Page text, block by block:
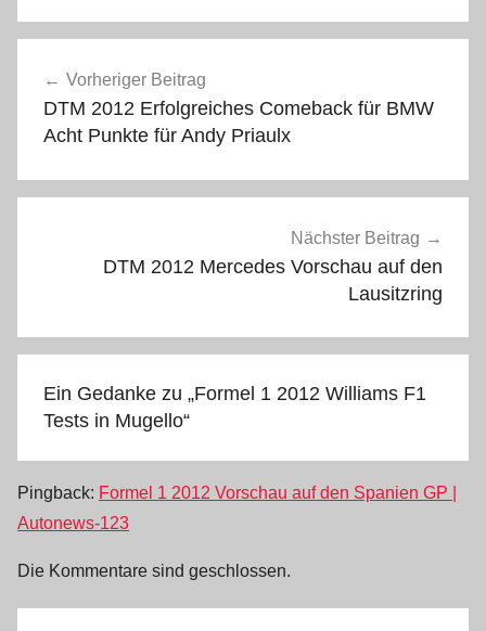
Vorheriger Beitrag
DTM 2012 Erfolgreiches Comeback für BMW
Acht Punkte für Andy Priaulx
Nächster Beitrag
DTM 2012 Mercedes Vorschau auf den
Lausitzring
Ein Gedanke zu „Formel 1 2012 Williams F1
Tests in Mugello“
Pingback: Formel 1 2012 Vorschau auf den Spanien GP |
Autonews-123
Die Kommentare sind geschlossen.